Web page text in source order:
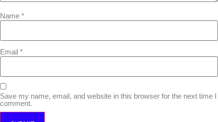
Name *
Email *
Save my name, email, and website in this browser for the next time I
comment.